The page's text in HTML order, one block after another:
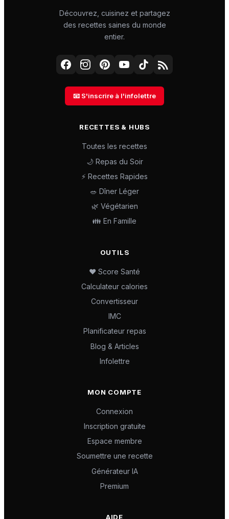
Découvrez, cuisinez et partagez
des recettes saines du monde
entier.
📧 S'inscrire à l'infolettre
RECETTES & HUBS
Toutes les recettes
🌙 Repas du Soir
⚡ Recettes Rapides
🥗 Dîner Léger
🌿 Végétarien
👪 En Famille
OUTILS
❤️ Score Santé
Calculateur calories
Convertisseur
IMC
Planificateur repas
Blog & Articles
Infolettre
MON COMPTE
Connexion
Inscription gratuite
Espace membre
Soumettre une recette
Générateur IA
Premium
AIDE